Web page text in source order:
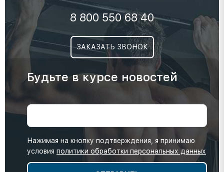
8 800 550 68 40
ЗАКАЗАТЬ ЗВОНОК
Будьте в курсе новостей
Нажимая на кнопку подтверждения, я принимаю
условия политики обработки персональных данных